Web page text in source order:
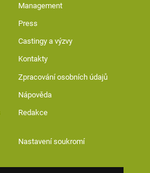
Management
Press
Castingy a výzvy
Kontakty
Zpracování osobních údajů
Nápověda
Redakce
Nastavení soukromí